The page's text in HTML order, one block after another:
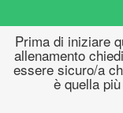
Prima di iniziare
allenamento
essere sicuro/a
è quella